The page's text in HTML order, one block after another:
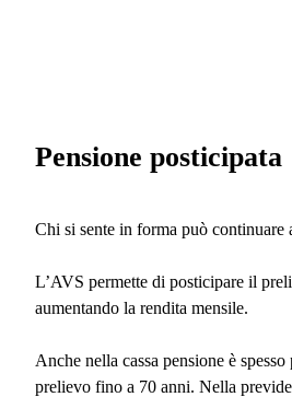
Pensione posticipata
Chi si sente in forma può continuare
L’AVS permette di posticipare il
aumentando la rendita mensile.
Anche nella cassa pensione è
prelievo fino a 70 anni. Nella